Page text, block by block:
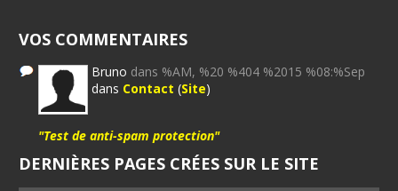
VOS COMMENTAIRES
Bruno dans %AM, %20 %404 %2015 %08:%Sep
dans Contact (Site)
"Test de anti-spam protection"
DERNIÈRES PAGES CRÉES SUR LE SITE